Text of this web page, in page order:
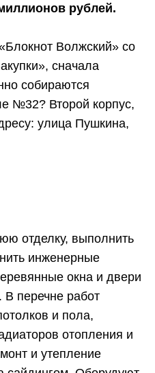
рублей.
Волжский» со
сначала
собираются
№32? Второй корпус,
улица Пушкина,
отделку, выполнить
инженерные
окна и двери
В перечне работ
и пола,
отопления и
и утепление